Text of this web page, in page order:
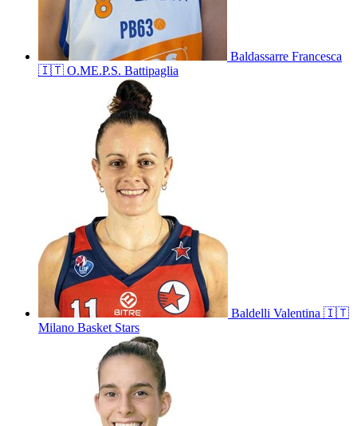
Baldassarre Francesca
🇮🇹 O.ME.P.S. Battipaglia
Baldelli Valentina 🇮🇹
Milano Basket Stars